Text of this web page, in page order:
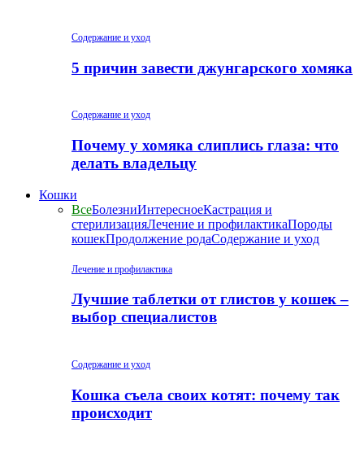
Содержание и уход
5 причин завести джунгарского хомяка
Содержание и уход
Почему у хомяка слиплись глаза: что
делать владельцу
Кошки
ВсеБолезниИнтересноеКастрация и
стерилизацияЛечение и профилактикаПороды
кошекПродолжение родаСодержание и уход
Лечение и профилактика
Лучшие таблетки от глистов у кошек –
выбор специалистов
Содержание и уход
Кошка съела своих котят: почему так
происходит